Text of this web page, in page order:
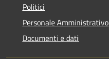
Politici
Personale Amministrativo
Documenti e dati